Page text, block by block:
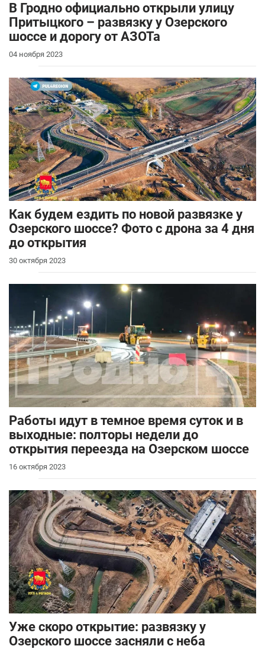
В Гродно официально открыли улицу
Притыцкого – развязку у Озерского
шоссе и дорогу от АЗОТа
04 ноября 2023
Как будем ездить по новой развязке у
Озерского шоссе? Фото с дрона за 4 дня
до открытия
30 октября 2023
Работы идут в темное время суток и в
выходные: полторы недели до
открытия переезда на Озерском шоссе
16 октября 2023
Уже скоро открытие: развязку у
Озерского шоссе засняли с неба